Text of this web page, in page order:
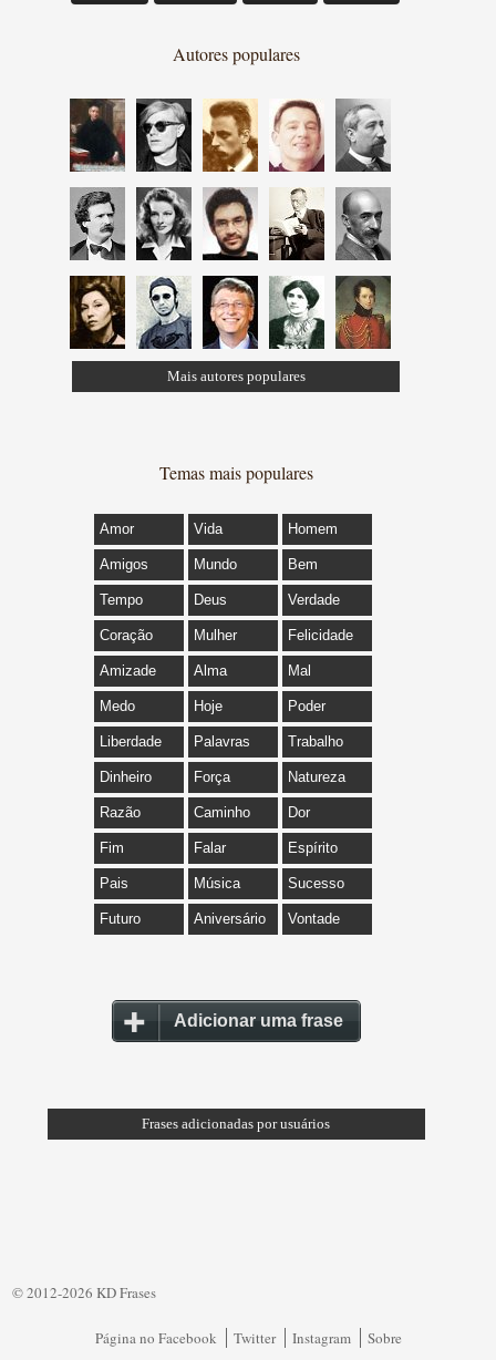
Autores populares
Mais autores populares
Temas mais populares
Amor Vida Homem
Amigos Mundo Bem
Tempo Deus Verdade
Coração Mulher Felicidade
Amizade Alma Mal
Medo Hoje Poder
Liberdade Palavras Trabalho
Dinheiro Força Natureza
Razão Caminho Dor
Fim Falar Espírito
Pais Música Sucesso
Futuro Aniversário Vontade
Adicionar uma frase
Frases adicionadas por usuários
© 2012-2026 KD Frases
Página no Facebook Twitter Instagram Sobre